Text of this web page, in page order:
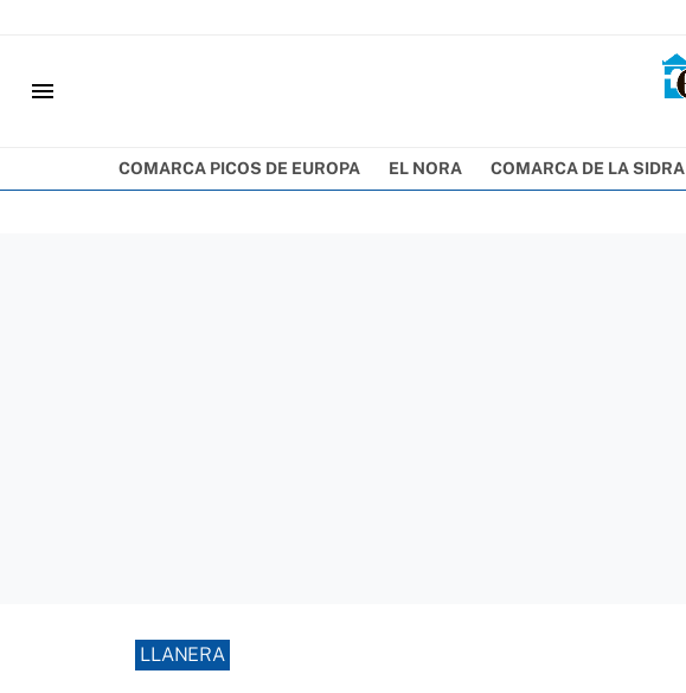
menu
COMARCA PICOS DE EUROPA EL NORA COMARCA DE LA SIDRA
LLANERA